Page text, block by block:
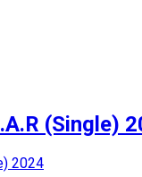
(Single)